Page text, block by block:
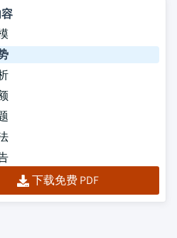
下载免费 PDF